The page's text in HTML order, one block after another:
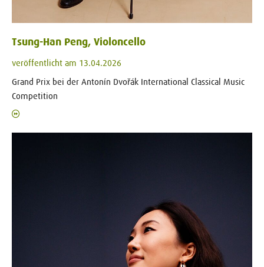
Tsung-Han Peng, Violoncello
veröffentlicht am 13.04.2026
Grand Prix bei der Antonín Dvořák International Classical Music
Competition